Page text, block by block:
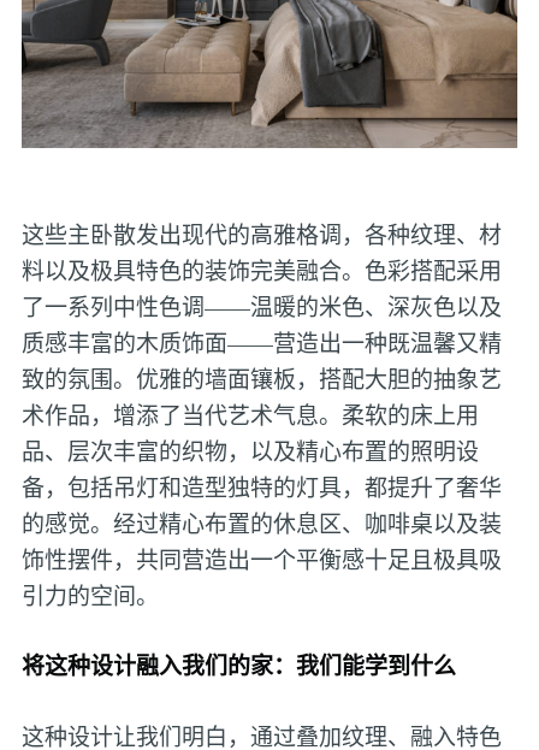
这些主卧散发出现代的高雅格调，各种纹理、材
料以及极具特色的装饰完美融合。色彩搭配采用
了一系列中性色调——温暖的米色、深灰色以及
质感丰富的木质饰面——营造出一种既温馨又精
致的氛围。优雅的墙面镶板，搭配大胆的抽象艺
术作品，增添了当代艺术气息。柔软的床上用
品、层次丰富的织物，以及精心布置的照明设
备，包括吊灯和造型独特的灯具，都提升了奢华
的感觉。经过精心布置的休息区、咖啡桌以及装
饰性摆件，共同营造出一个平衡感十足且极具吸
引力的空间。
将这种设计融入我们的家：我们能学到什么
这种设计让我们明白，通过叠加纹理、融入特色